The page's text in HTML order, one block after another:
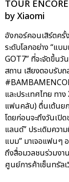
TOUR
by Xiaomi
อังกอร์คอนเสิร์ตค
ระดับโลกอย่าง “แ
GOT7” ที่จะจัดขึ้น
สถาน เสียงตอบรับ
และประเทศไทย ทาง
แฟนคลับ) ตื่นเต้นย
โดยก่อนจะถึงวันเปิ
แลนด์” ประเดิมคว
แบม” มาเจอแฟนๆ
ถึงสื่อมวลชนร่วมง
ศูนย์การค้าเซ็นทรัล